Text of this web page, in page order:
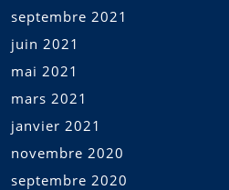
septembre 2021
juin 2021
mai 2021
mars 2021
janvier 2021
novembre 2020
septembre 2020